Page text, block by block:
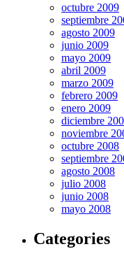
octubre 2009
septiembre
agosto 2009
junio 2009
mayo 2009
abril 2009
marzo 2009
febrero 2009
enero 2009
diciembre
noviembre
octubre 2008
septiembre
agosto 2008
julio 2008
junio 2008
mayo 2008
Categories